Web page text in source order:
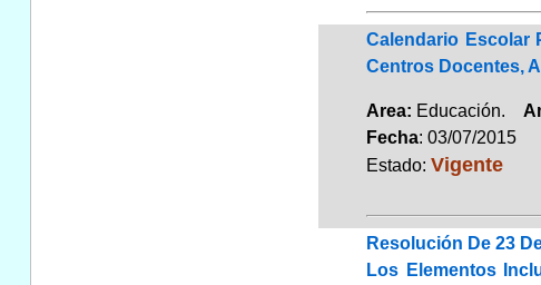
Calendario Escolar
Centros Docentes,
Area: Educación.
Fecha: 03/07/2015
Estado: Vigente
Resolución De 23
Los Elementos